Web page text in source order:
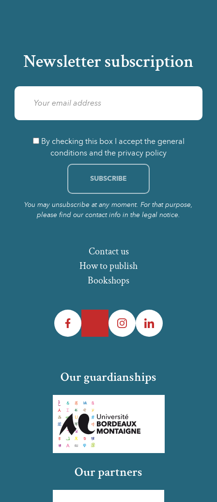
Newsletter subscription
By checking this box I accept the general
conditions and the privacy policy
You may unsubscribe at any moment. For that purpose,
please find our contact info in the legal notice.
How to publish
Bookshops
Contact us
Facebook InstagramLinkedIn
Our guardianships
Our partners